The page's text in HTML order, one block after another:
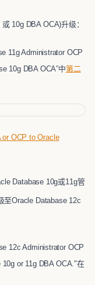
10g DBA OCA)升级：
11g Administrator OCP
10g DBA OCA”中第二
or OCP to Oracle
Database 10g或11g管
至Oracle Database 12c
12c Administrator OCP
or 11g DBA OCA."在